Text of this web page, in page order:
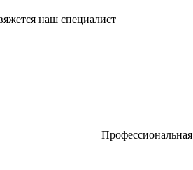
наш специалист
Профессиональная